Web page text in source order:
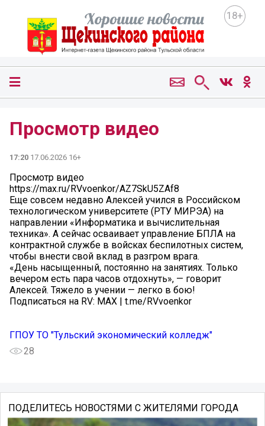
18+
Просмотр видео
17:20 17.06.2026 16+
Просмотр видео
https://max.ru/RVvoenkor/AZ7SkU5ZAf8
Еще совсем недавно Алексей учился в Российском
технологическом университете (РТУ МИРЭА) на
направлении «Информатика и вычислительная
техника». А сейчас осваивает управление БПЛА на
контрактной службе в войсках беспилотных систем,
чтобы внести свой вклад в разгром врага.
«День насыщенный, постоянно на занятиях. Только
вечером есть пара часов отдохнуть», — говорит
Алексей. Тяжело в учении — легко в бою!
Подписаться на RV: MAX | t.me/RVvoenkor
ГПОУ ТО "Тульский экономический колледж"
28
ПОДЕЛИТЕСЬ НОВОСТЯМИ С ЖИТЕЛЯМИ ГОРОДА